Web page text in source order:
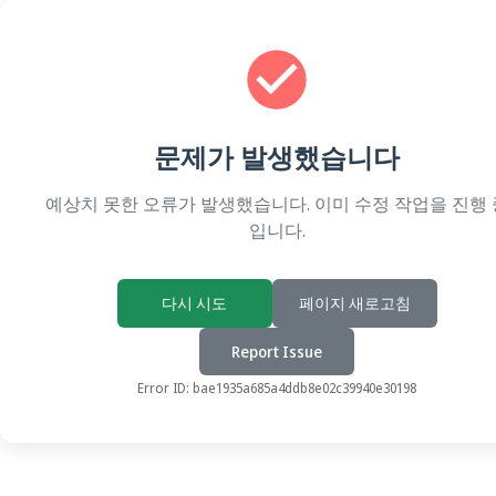
문제가 발생했습니다
예상치 못한 오류가 발생했습니다. 이미 수정 작업을 진행
입니다.
다시 시도 페이지 새로고침
Report Issue
Error ID: bae1935a685a4ddb8e02c39940e30198